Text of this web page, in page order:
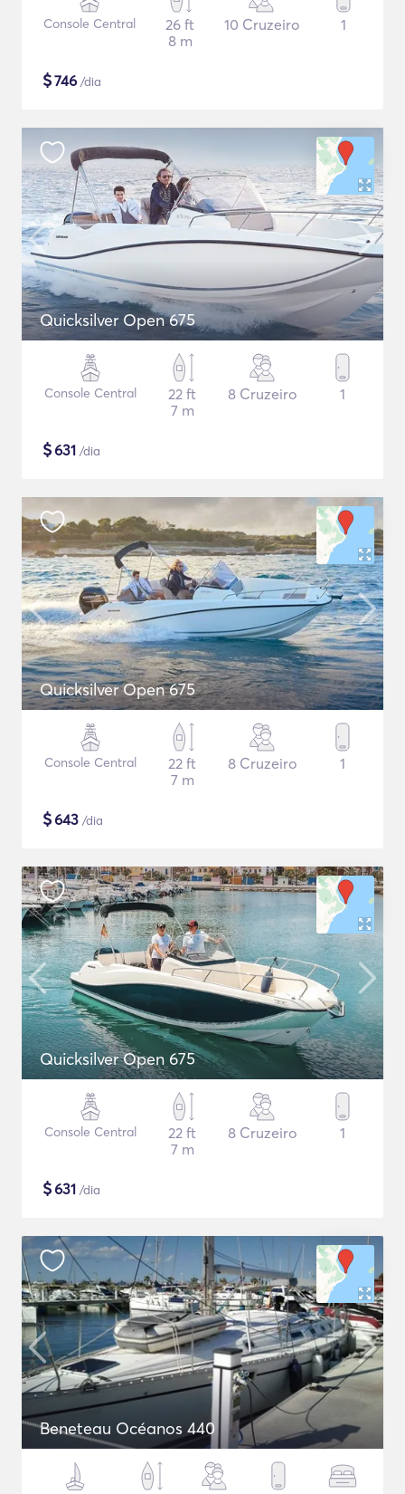
Console Central
26 ft
8 m
10 Cruzeiro 1
$746 /dia
Quicksilver Open 675
Console Central
22 ft
7 m
8 Cruzeiro 1
$631 /dia
Quicksilver Open 675
Console Central
22 ft
7 m
8 Cruzeiro 1
$643 /dia
Quicksilver Open 675
Console Central
22 ft
7 m
8 Cruzeiro 1
$631 /dia
Beneteau Océanos 440